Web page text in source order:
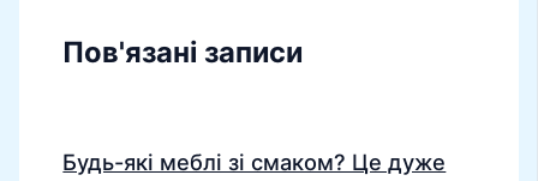
Пов'язані записи
Будь-які меблі зі смаком? Це дуже